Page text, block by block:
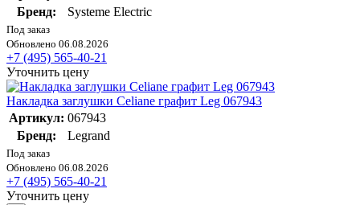
Бренд:
Systeme Electric
Под заказ
Обновлено 06.08.2026
+7 (495) 565-40-21
Уточнить цену
Накладка заглушки Celiane графит Leg 067943
Артикул: 067943
Бренд:
Legrand
Под заказ
Обновлено 06.08.2026
+7 (495) 565-40-21
Уточнить цену